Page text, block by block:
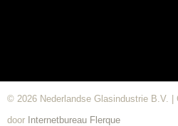
© 2026 Nederlandse Glasindustrie B.V. |
door Internetbureau Flerque